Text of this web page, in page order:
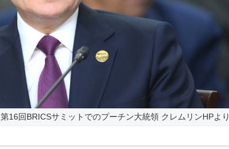
第16回BRICSサミットでのプーチン大統領 クレムリンHPより